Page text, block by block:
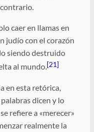
caer en llamas en
judío con el corazón
siendo destruido
al mundo.[21]
en esta retórica,
dicen y lo
refiere a «merecer»
realmente la